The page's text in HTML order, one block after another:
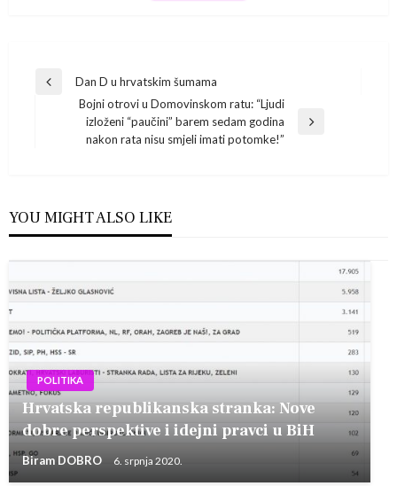
Navigacija
objava
Previous
Dan D u hrvatskim šumama
Bojni otrovi u Domovinskom ratu: “Ljudi
izloženi “paučini” barem sedam godina
nakon rata nisu smjeli imati potomke!”
YOU MIGHT ALSO LIKE
POLITIKA
Hrvatska republikanska stranka: Nove
dobre perspektive i idejni pravci u BiH
Biram DOBRO 6. srpnja 2020.